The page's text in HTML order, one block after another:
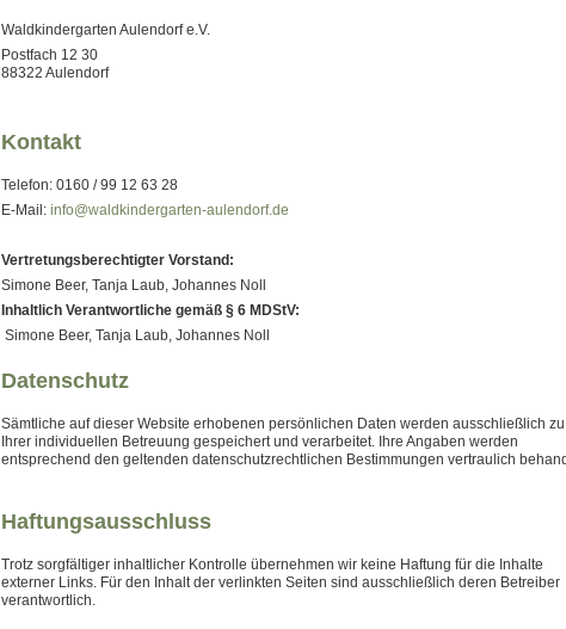
Waldkindergarten Aulendorf e.V.
Postfach 12 30
88322 Aulendorf
Kontakt
Telefon: 0160 / 99 12 63 28
E-Mail: info@waldkindergarten-aulendorf.de
Vertretungsberechtigter Vorstand:
Simone Beer, Tanja Laub, Johannes Noll
Inhaltlich Verantwortliche gemäß § 6 MDStV:
Simone Beer, Tanja Laub, Johannes Noll
Datenschutz
Sämtliche auf dieser Website erhobenen persönlichen Daten werden ausschließlich zu
Ihrer individuellen Betreuung gespeichert und verarbeitet. Ihre Angaben werden
entsprechend den geltenden datenschutzrechtlichen Bestimmungen vertraulich
Haftungsausschluss
Trotz sorgfältiger inhaltlicher Kontrolle übernehmen wir keine Haftung für die Inhalte
externer Links. Für den Inhalt der verlinkten Seiten sind ausschließlich deren Betreiber
verantwortlich.